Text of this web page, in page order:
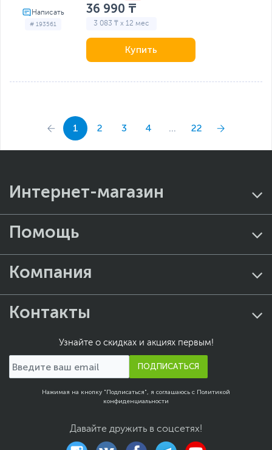
# 193561
36 990 ₸
3 083 ₸ x 12 мес
Купить
1 2 3 4 ... 22
Интернет-магазин
Помощь
Компания
Контакты
Узнайте о скидках и акциях первым!
ПОДПИСАТЬСЯ
Нажимая на кнопку "Подписаться", я соглашаюсь с Политикой
конфиденциальности
Давайте дружить в соцсетях!